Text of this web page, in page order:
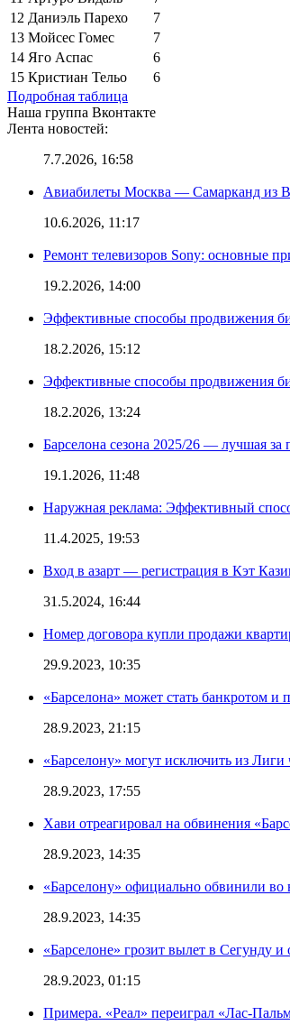
12 Даниэль Парехо
7
13 Мойсес Гомес
7
14 Яго Аспас
6
15 Кристиан Тельо
6
Подробная таблица
Наша группа Вконтакте
Лента новостей:
7.7.2026, 16:58
Авиабилеты Москва — Самарканд из
10.6.2026, 11:17
Ремонт телевизоров Sony: основные
19.2.2026, 14:00
Эффективные способы продвижения
18.2.2026, 15:12
Эффективные способы продвижения
18.2.2026, 13:24
Барселона сезона 2025/26 — лучшая за
19.1.2026, 11:48
Наружная реклама: Эффективный
11.4.2025, 19:53
Вход в азарт — регистрация в Кэт
31.5.2024, 16:44
Номер договора купли продажи
29.9.2023, 10:35
«Барселона» может стать банкротом и
28.9.2023, 21:15
«Барселону» могут исключить из
28.9.2023, 17:55
Хави отреагировал на обвинения
28.9.2023, 14:35
«Барселону» официально обвинили во
28.9.2023, 14:35
«Барселоне» грозит вылет в Сегунду и
28.9.2023, 01:15
Примера. «Реал» переиграл «Лас-